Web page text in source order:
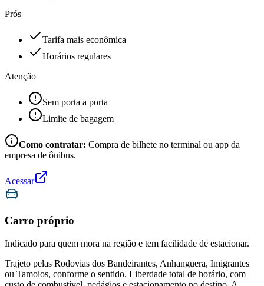
Prós
Tarifa mais econômica
Horários regulares
Atenção
Sem porta a porta
Limite de bagagem
Como contratar: Compra de bilhete no terminal ou app da
empresa de ônibus.
Acessar
Carro próprio
Indicado para quem mora na região e tem facilidade de estacionar.
Trajeto pelas Rodovias dos Bandeirantes, Anhanguera, Imigrantes
ou Tamoios, conforme o sentido. Liberdade total de horário, com